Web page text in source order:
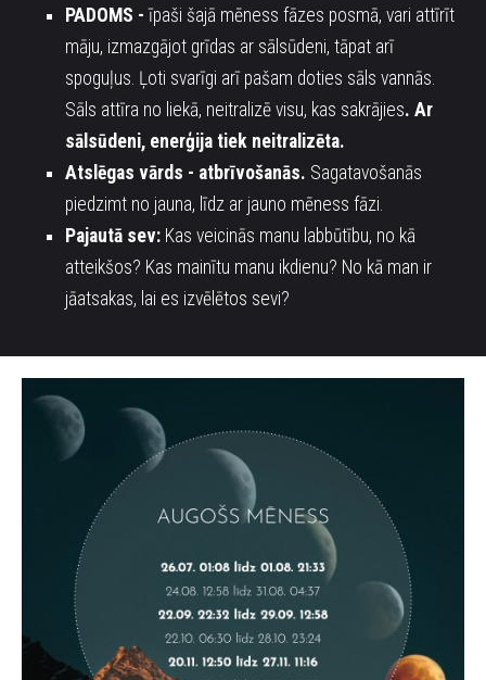
PADOMS - īpaši šajā mēness fāzes posmā, vari attīrīt
māju, izmazgājot grīdas ar sālsūdeni, tāpat arī
spoguļus. Ļoti svarīgi arī pašam doties sāls vannās.
Sāls attīra no liekā, neitralizē visu, kas sakrājies. Ar
sālsūdeni, enerģija tiek neitralizēta.
Atslēgas vārds - atbrīvošanās. Sagatavošanās
piedzimt no jauna, līdz ar jauno mēness fāzi.
Pajautā sev: Kas veicinās manu labbūtību, no kā
atteikšos? Kas mainītu manu ikdienu? No kā man ir
jāatsakas, lai es izvēlētos sevi?